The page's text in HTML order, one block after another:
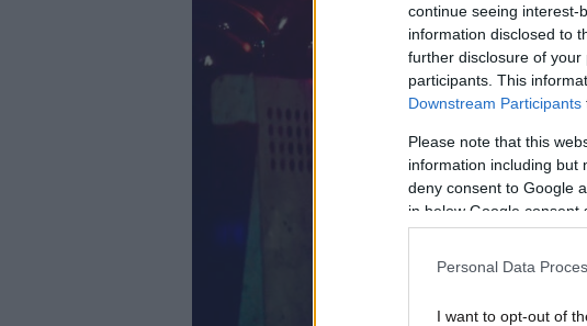
continue seeing interest-
information disclosed to
further disclosure of your
participants. This
Downstream Participants
Please note that this
information including but
deny consent to Google
in below Google consent
Personal Data
I want to opt-out of